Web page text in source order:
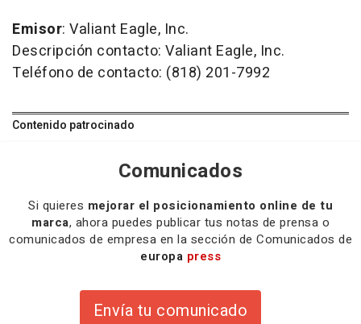
Emisor: Valiant Eagle, Inc.
Descripción contacto: Valiant Eagle, Inc.
Teléfono de contacto: (818) 201-7992
Contenido patrocinado
Comunicados
Si quieres mejorar el posicionamiento online de tu
marca, ahora puedes publicar tus notas de prensa o
comunicados de empresa en la sección de Comunicados de
europa press
Envía tu comunicado